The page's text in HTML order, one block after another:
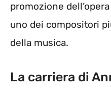
promozione
uno dei compositori
della musica.
La carriera di